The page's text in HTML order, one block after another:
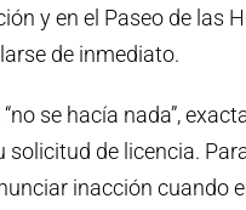
y en el Paseo de las
de inmediato.
se hacía nada”,
de licencia.
inacción cuando